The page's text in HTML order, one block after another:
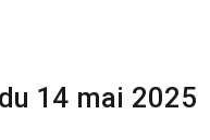
14 mai 2025